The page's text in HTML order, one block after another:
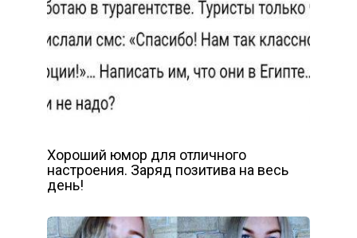
Хороший юмор для отличного
настроения. Заряд позитива на весь
день!